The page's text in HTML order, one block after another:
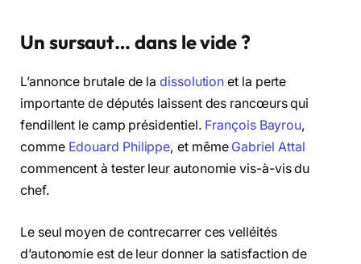
Un sursaut… dans le vide ?
L’annonce brutale de ladissolution et la perte
importante de députés laissent des rancœurs qui
fendillent le camp présidentiel. François Bayrou,
comme Edouard Philippe, et même Gabriel Attal
commencent à tester leur autonomie vis-à-vis du
chef.
Le seul moyen de contrecarrer ces velléités
d’autonomie est de leur donner la satisfaction de